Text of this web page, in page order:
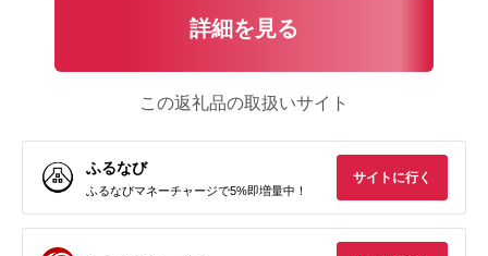
詳細を見る
この返礼品の取扱いサイト
ふるなび
ふるなびマネーチャージで5%即増量中！
サイトに行く